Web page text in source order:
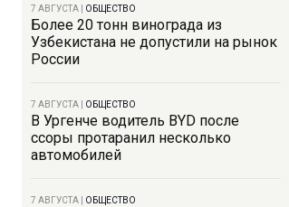
7 АВГУСТА ОБЩЕСТВО
Более 20 тонн винограда из
Узбекистана не допустили на рынок
России
7 АВГУСТА ОБЩЕСТВО
В Ургенче водитель BYD после
ссоры протаранил несколько
автомобилей
7 АВГУСТА ОБЩЕСТВО